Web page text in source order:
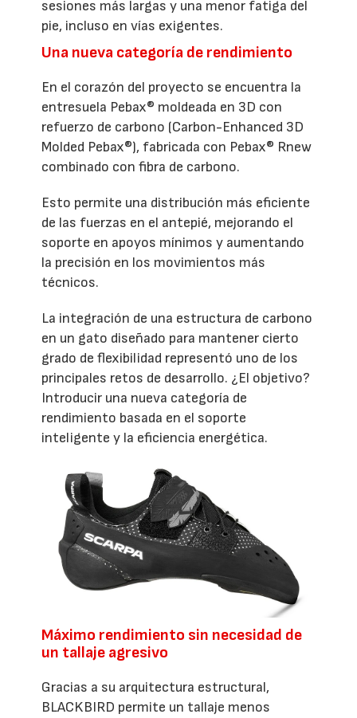
sesiones más largas y una menor fatiga del
pie, incluso en vías exigentes.
Una nueva categoría de rendimiento
En el corazón del proyecto se encuentra la
entresuela Pebax® moldeada en 3D con
refuerzo de carbono (Carbon-Enhanced 3D
Molded Pebax®), fabricada con Pebax® Rnew
combinado con fibra de carbono.
Esto permite una distribución más eficiente
de las fuerzas en el antepié, mejorando el
soporte en apoyos mínimos y aumentando
la precisión en los movimientos más
técnicos.
La integración de una estructura de carbono
en un gato diseñado para mantener cierto
grado de flexibilidad representó uno de los
principales retos de desarrollo. ¿El objetivo?
Introducir una nueva categoría de
rendimiento basada en el soporte
inteligente y la eficiencia energética.
Máximo rendimiento sin necesidad de
un tallaje agresivo
Gracias a su arquitectura estructural,
BLACKBIRD permite un tallaje menos